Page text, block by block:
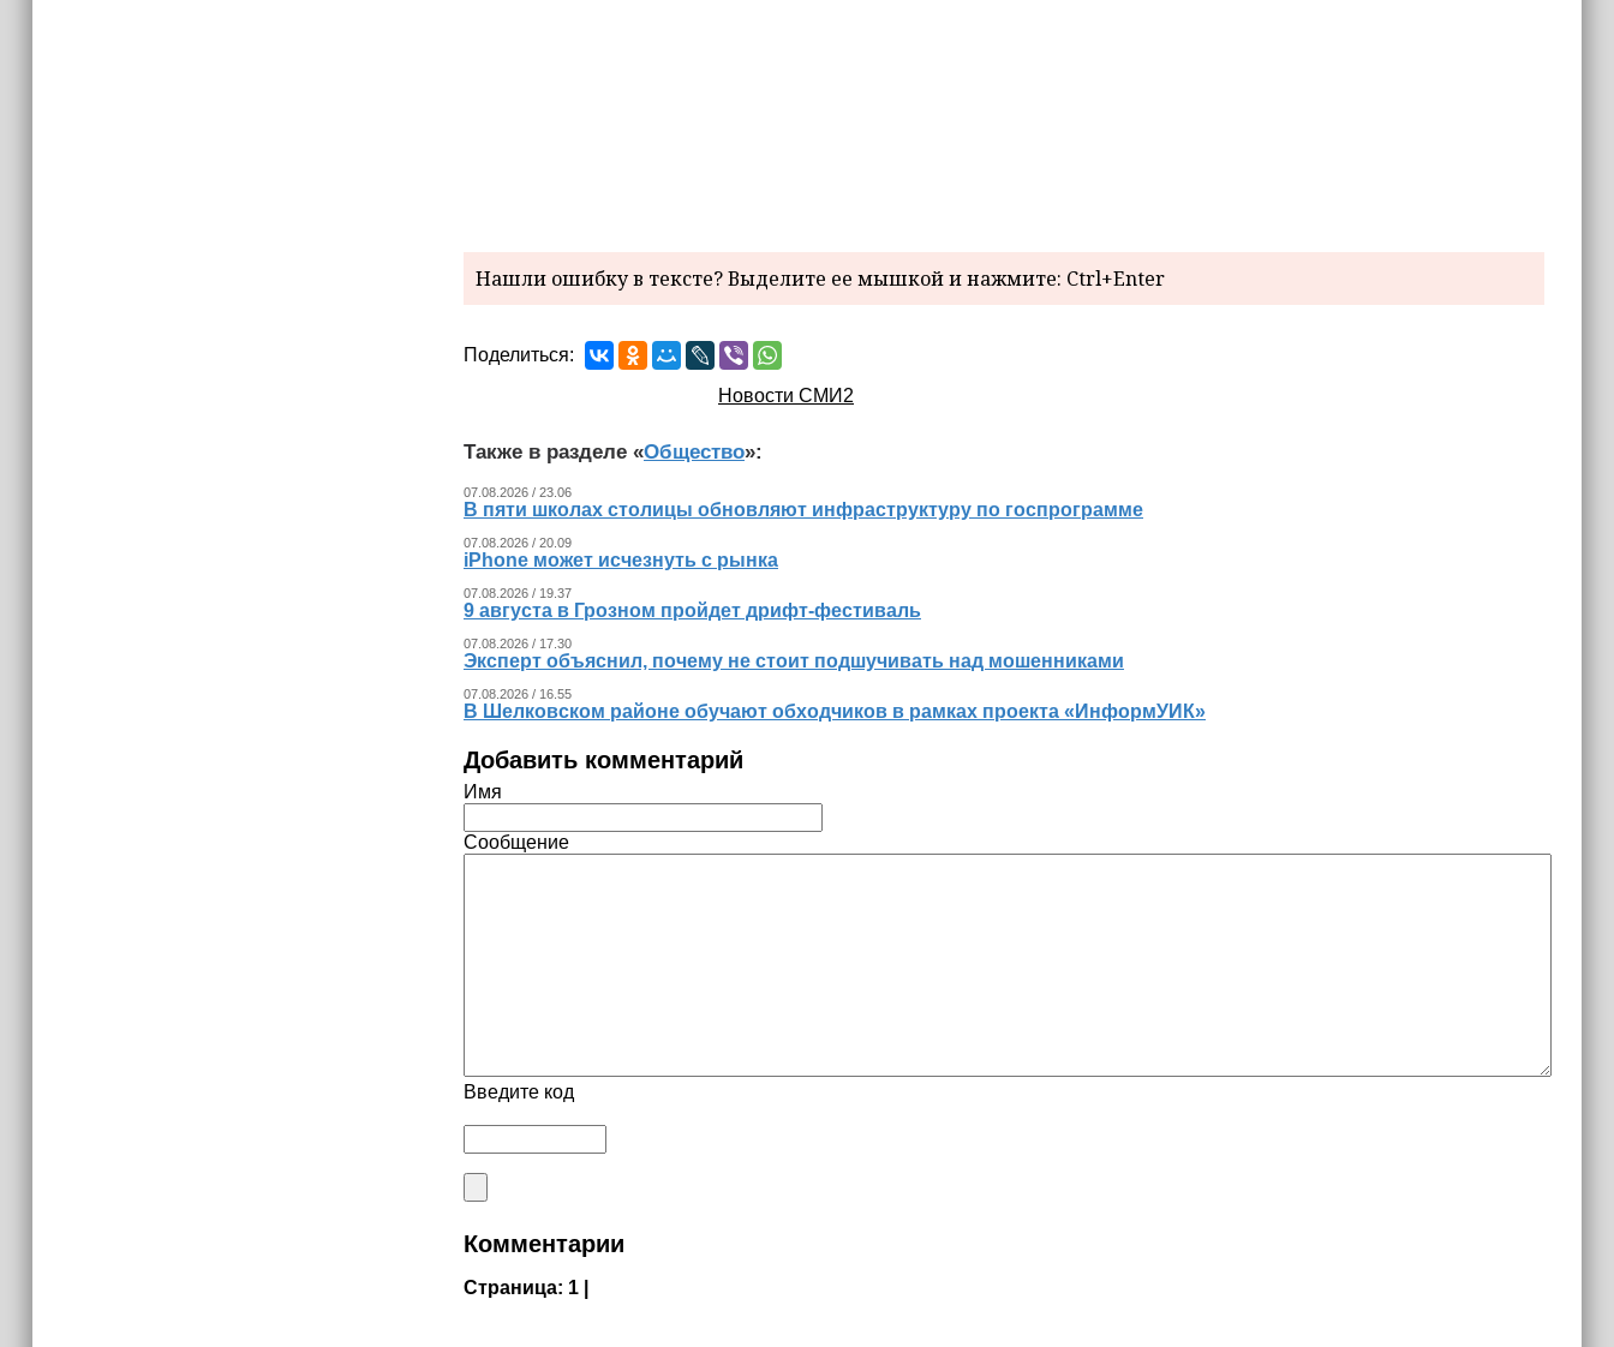
Нашли ошибку в тексте? Выделите ее мышкой и нажмите: Ctrl+Enter
Поделиться:
Новости СМИ2
Также в разделе «Общество»:
07.08.2026 / 23.06
В пяти школах столицы обновляют инфраструктуру по госпрограмме
07.08.2026 / 20.09
iPhone может исчезнуть с рынка
07.08.2026 / 19.37
9 августа в Грозном пройдет дрифт-фестиваль
07.08.2026 / 17.30
Эксперт объяснил, почему не стоит подшучивать над мошенниками
07.08.2026 / 16.55
В Шелковском районе обучают обходчиков в рамках проекта «ИнформУИК»
Добавить комментарий
Имя
Сообщение
Введите код
Комментарии
Страница: 1 |